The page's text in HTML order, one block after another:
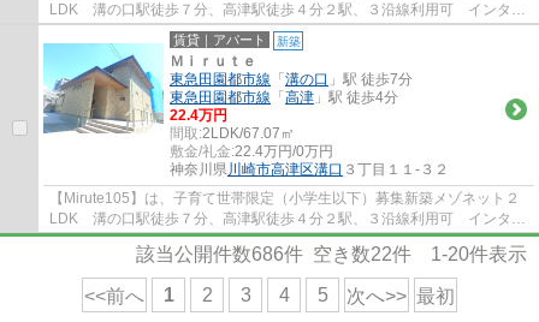
LDK 溝の口駅徒歩７分、高津駅徒歩４分２駅、３沿線利用可 インター
ネット無料 宅配ボックス、エアコン２台、...
賃貸｜アパート 新築
Ｍｉｒｕｔｅ
東急田園都市線 「 溝の口 」駅 徒歩7分
東急田園都市線 「 高津 」駅 徒歩4分
22.4万円
間取:2LDK/67.07㎡
敷金/礼金:22.4万円/0万円
神奈川県川崎市高津区溝口 ３丁目１１-３２
【Mirute105】は、子育て世帯限定（小学生以下）募集新築メゾネット２
LDK 溝の口駅徒歩７分、高津駅徒歩４分２駅、３沿線利用可 インター
ネット無料 宅配ボックス、エアコン２台、...
該当公開件数686件 空き数22件 1-20件表示
<<前へ 1 2 3 4 5 次へ>> 最初